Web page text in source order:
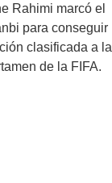
Rahimi marcó el
para conseguir
clasificada a la
de la FIFA.